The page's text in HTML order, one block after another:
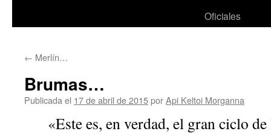
Oficiales
← Merlín…
Brumas…
Publicada el 17 de abril de 2015porApi Keltoi Morganna
«Este es, en verdad, el gran ciclo